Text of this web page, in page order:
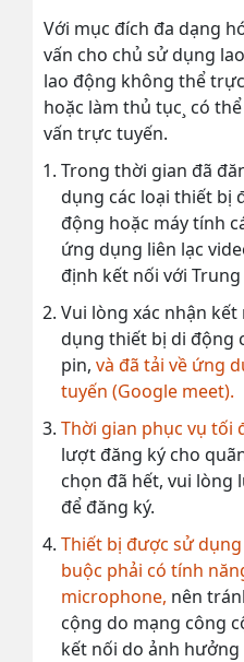
Với mục đích đa dạng
vấn cho chủ sử dụng
lao động không thể
hoặc làm thủ tục¸ có
vấn trực tuyến.
Trong thời gian đã
dụng các loại thiết bị
động hoặc máy tính
ứng dụng liên lạc
định kết nối với
Vui lòng xác nhận
dụng thiết bị di động
pin, và đã tải về ứng
tuyến (Google meet).
Thời gian phục vụ tối
lượt đăng ký cho
chọn đã hết, vui lòng
để đăng ký.
Thiết bị được sử
buộc phải có tính
microphone, nên
cộng do mạng công
kết nối do ảnh